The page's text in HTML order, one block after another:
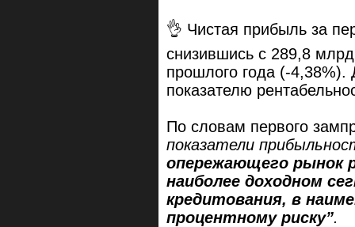
👌 Чистая прибыль за
снизившись с 289,8
прошлого года (-4,38%).
показателю
По словам первого
показатели
опережающего рынок
наиболее доходном
кредитования, в
процентному риску”.